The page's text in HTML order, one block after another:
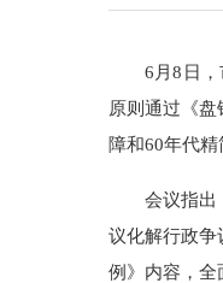
6月8日
原则通过《
障和60年代
会议指出
议化解行政争
例》内容，全